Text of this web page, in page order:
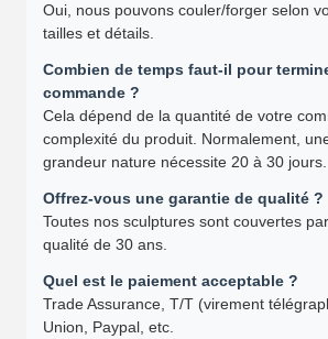
Oui, nous pouvons couler/forger selon
tailles et détails.
Combien de temps faut-il pour
commande ?
Cela dépend de la quantité de votre
complexité du produit. Normalement,
grandeur nature nécessite 20 à 30 jours.
Offrez-vous une garantie de qualité ?
Toutes nos sculptures sont couvertes
qualité de 30 ans.
Quel est le paiement acceptable ?
Trade Assurance, T/T (virement
Union, Paypal, etc.